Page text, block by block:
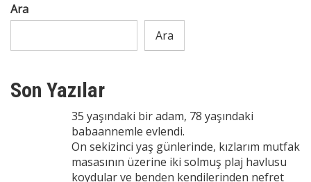
Ara
Ara
Son Yazılar
35 yaşındaki bir adam, 78 yaşındaki
babaannemle evlendi.
On sekizinci yaş günlerinde, kızlarım mutfak
masasının üzerine iki solmuş plaj havlusu
koydular ve benden kendilerinden nefret